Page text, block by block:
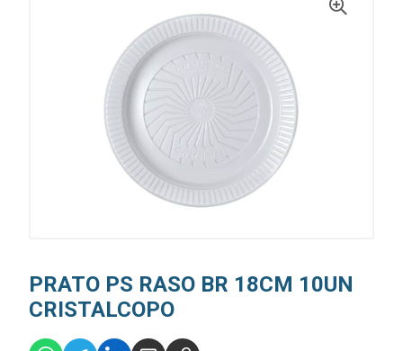
PRATO PS RASO BR 18CM 10UN
CRISTALCOPO